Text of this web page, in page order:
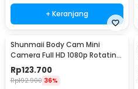
+ Keranjang
Shunmaii Body Cam Mini
Camera Full HD 1080p Rotating
Lens with WiFi - L8
Rp123.700
Rp192.900 36%